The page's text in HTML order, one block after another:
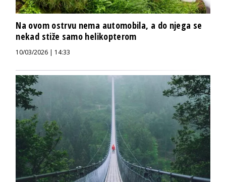
Na ovom ostrvu nema automobila, a do njega se
nekad stiže samo helikopterom
10/03/2026 | 14:33